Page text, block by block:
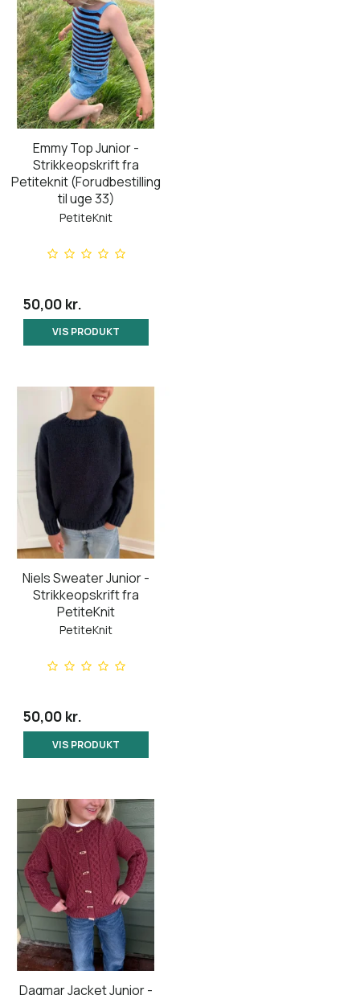
Emmy Top Junior -
Strikkeopskrift fra
Petiteknit (Forudbestilling
til uge 33)
PetiteKnit
50,00 kr.
VIS PRODUKT
Niels Sweater Junior -
Strikkeopskrift fra
PetiteKnit
PetiteKnit
50,00 kr.
VIS PRODUKT
Dagmar Jacket Junior -